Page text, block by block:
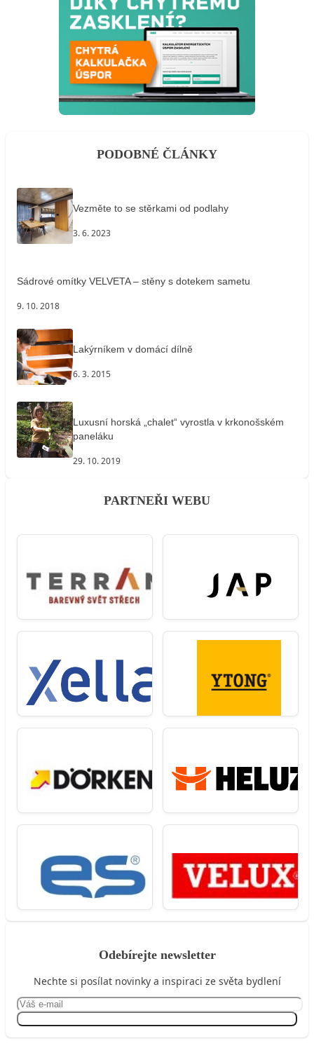
PODOBNÉ ČLÁNKY
Vezměte to se stěrkami od podlahy
3. 6. 2023
Sádrové omítky VELVETA – stěny s dotekem sametu
9. 10. 2018
Lakýrníkem v domácí dílně
6. 3. 2015
Luxusní horská „chalet“ vyrostla v krkonošském
paneláku
29. 10. 2019
PARTNEŘI WEBU
Odebírejte newsletter
Nechte si posílat novinky a inspiraci ze světa bydlení